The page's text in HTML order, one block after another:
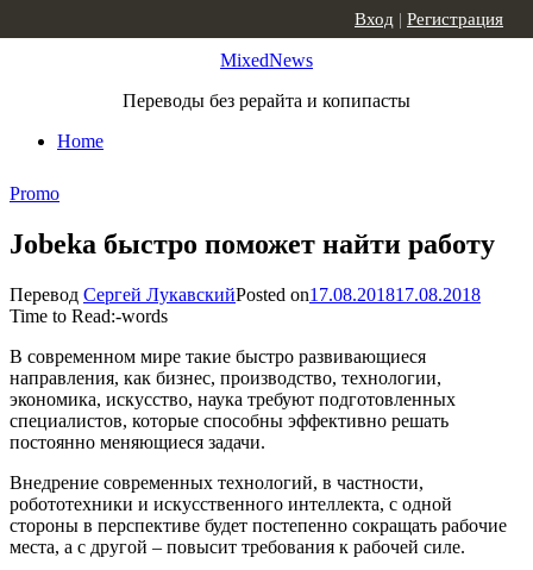
MixedNews
Переводы без рерайта и копипасты
Home
Вход | Регистрация
Promo
Jobeka быстро поможет найти работу
Перевод Сергей ЛукавскийPosted on17.08.201817.08.2018
Time to Read:-words
В современном мире такие быстро развивающиеся
направления, как бизнес, производство, технологии,
экономика, искусство, наука требуют подготовленных
специалистов, которые способны эффективно решать
постоянно меняющиеся задачи.
Внедрение современных технологий, в частности,
робототехники и искусственного интеллекта, с одной
стороны в перспективе будет постепенно сокращать рабочие
места, а с другой – повысит требования к рабочей силе.